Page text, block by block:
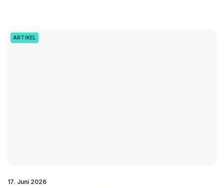
ARTIKEL
17. Juni 2026